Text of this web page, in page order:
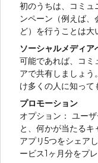
初のうちは、コミュ
ンペーン（例えば
ど）を行うことは大
ソーシャルメディア
可能であれば、コミ
アで共有しましょ
け多くの人に知って
プロモーション
オプション： ユー
と、何かが当たる
アプリ5つをシェア
ービス1ヶ月分をプレ